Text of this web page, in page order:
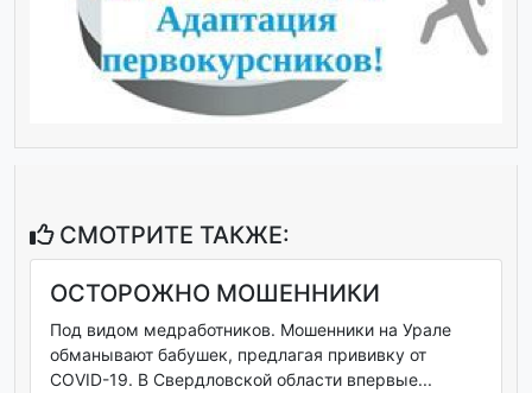
СМОТРИТЕ ТАКЖЕ:
ОСТОРОЖНО МОШЕННИКИ
Под видом медработников. Мошенники на Урале
обманывают бабушек, предлагая прививку от
COVID-19. В Свердловской области впервые...